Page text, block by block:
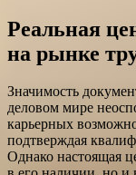
Реальная
на рынке
Значимость
деловом мире
карьерных
подтверждая
Однако настоящая